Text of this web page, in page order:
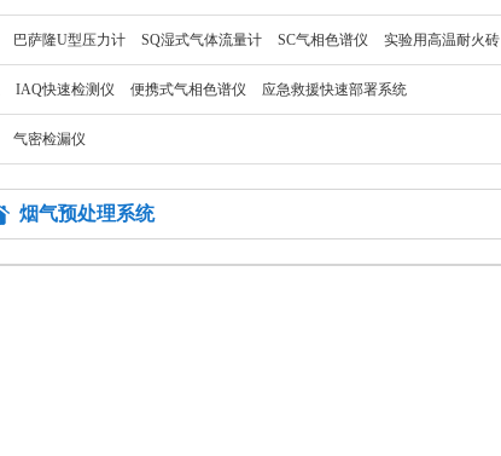
巴萨隆U型压力计 SQ湿式气体流量计 SC气相色谱仪 实验用高温耐火砖
IAQ快速检测仪 便携式气相色谱仪 应急救援快速部署系统
气密检漏仪
烟气预处理系统